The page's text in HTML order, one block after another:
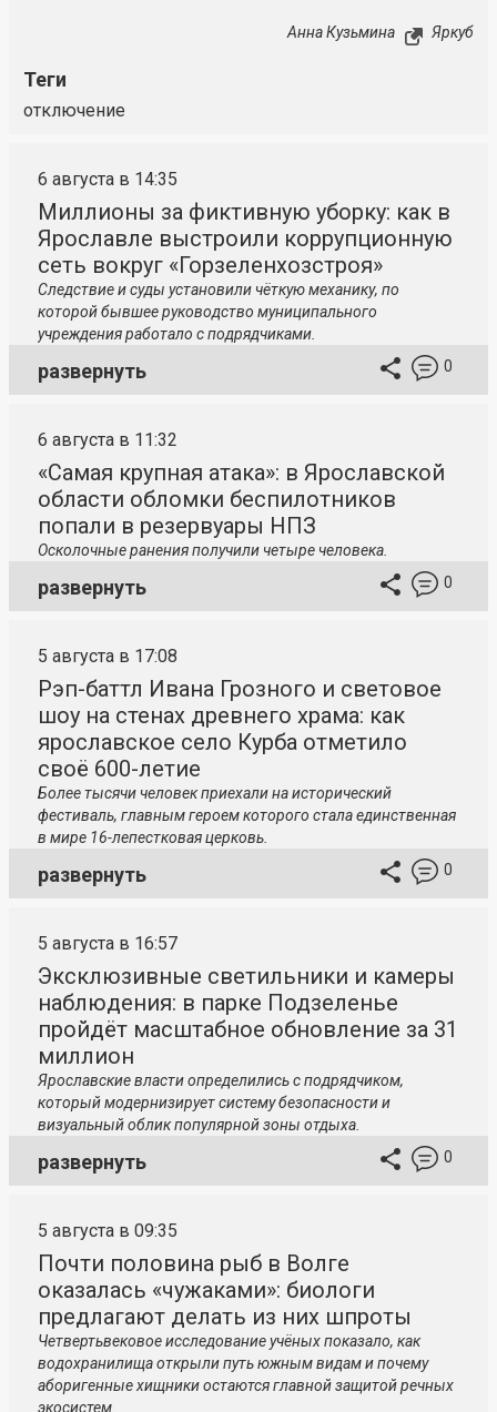
Анна Кузьмина Яркуб
Теги
отключение
6 августа в 14:35
Миллионы за фиктивную уборку: как в
Ярославле выстроили коррупционную
сеть вокруг «Горзеленхозстроя»
Следствие и суды установили чёткую механику, по
которой бывшее руководство муниципального
учреждения работало с подрядчиками.
развернуть 0
6 августа в 11:32
«Самая крупная атака»: в Ярославской
области обломки беспилотников
попали в резервуары НПЗ
Осколочные ранения получили четыре человека.
развернуть 0
5 августа в 17:08
Рэп-баттл Ивана Грозного и световое
шоу на стенах древнего храма: как
ярославское село Курба отметило
своё 600-летие
Более тысячи человек приехали на исторический
фестиваль, главным героем которого стала единственная
в мире 16-лепестковая церковь.
развернуть 0
5 августа в 16:57
Эксклюзивные светильники и камеры
наблюдения: в парке Подзеленье
пройдёт масштабное обновление за 31
миллион
Ярославские власти определились с подрядчиком,
который модернизирует систему безопасности и
визуальный облик популярной зоны отдыха.
развернуть 0
5 августа в 09:35
Почти половина рыб в Волге
оказалась «чужаками»: биологи
предлагают делать из них шпроты
Четвертьвековое исследование учёных показало, как
водохранилища открыли путь южным видам и почему
аборигенные хищники остаются главной защитой речных
экосистем.